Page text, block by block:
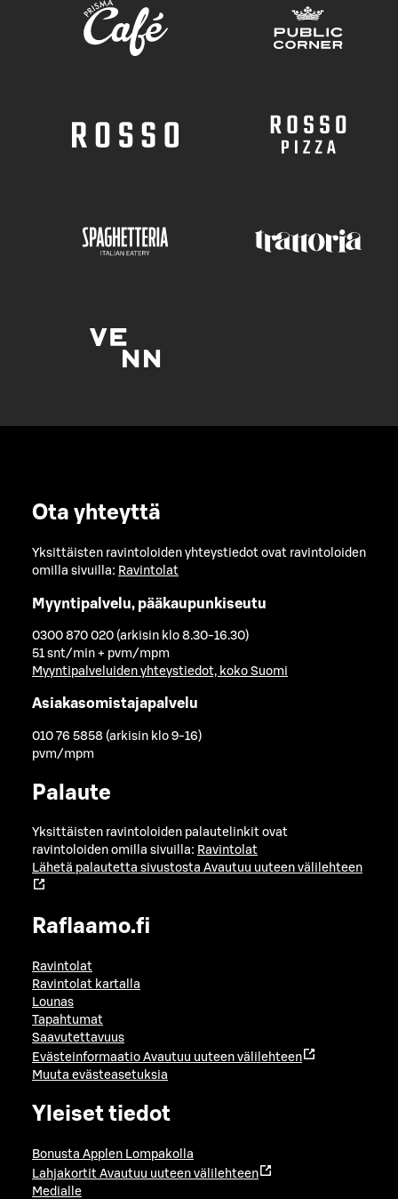
Ota yhteyttä
Yksittäisten ravintoloiden yhteystiedot ovat ravintoloiden
omilla sivuilla: Ravintolat
Myyntipalvelu, pääkaupunkiseutu
0300 870 020 (arkisin klo 8.30-16.30)
51 snt/min + pvm/mpm
Myyntipalveluiden yhteystiedot, koko Suomi
Asiakasomistajapalvelu
010 76 5858 (arkisin klo 9-16)
pvm/mpm
Palaute
Yksittäisten ravintoloiden palautelinkit ovat
ravintoloiden omilla sivuilla: Ravintolat
Lähetä palautetta sivustosta Avautuu uuteen välilehteen
Raflaamo.fi
Ravintolat
Ravintolat kartalla
Lounas
Tapahtumat
Saavutettavuus
Evästeinformaatio Avautuu uuteen välilehteen
Muuta evästeasetuksia
Yleiset tiedot
Bonusta Applen Lompakolla
Lahjakortit Avautuu uuteen välilehteen
Medialle